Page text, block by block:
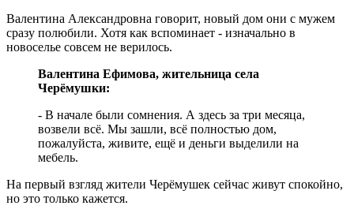
Валентина Александровна говорит, новый дом они с мужем
сразу полюбили. Хотя как вспоминает - изначально в
новоселье совсем не верилось.
Валентина Ефимова, жительница села
Черёмушки:
- В начале были сомнения. А здесь за три месяца,
возвели всё. Мы зашли, всё полностью дом,
пожалуйста, живите, ещё и деньги выделили на
мебель.
На первый взгляд жители Черёмушек сейчас живут спокойно,
но это только кажется.